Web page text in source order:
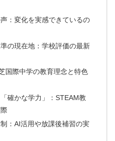
：変化を実感できているの
の現在地：学校評価の最新
国際中学の教育理念と特色
確かな学力」：STEAM教
：AI活用や放課後補習の実